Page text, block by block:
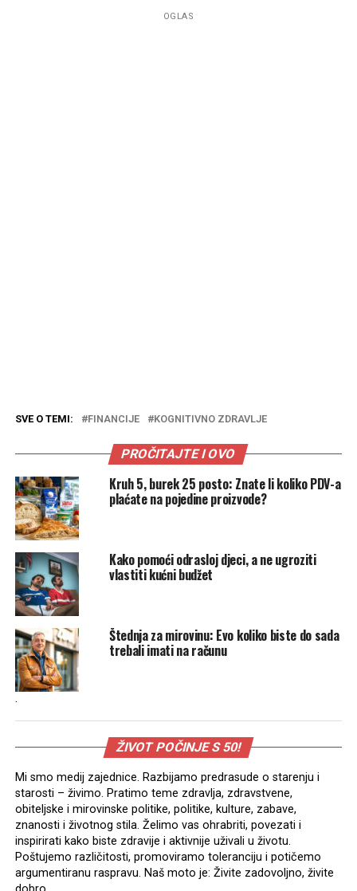
OGLAS
SVE O TEMI: FINANCIJE KOGNITIVNO ZDRAVLJE
PROČITAJTE I OVO
Kruh 5, burek 25 posto: Znate li koliko PDV-a
plaćate na pojedine proizvode?
Kako pomoći odrasloj djeci, a ne ugroziti
vlastiti kućni budžet
Štednja za mirovinu: Evo koliko biste do sada
trebali imati na računu
.
ŽIVOT POČINJE S 50!
Mi smo medij zajednice. Razbijamo predrasude o starenju i
starosti – živimo. Pratimo teme zdravlja, zdravstvene,
obiteljske i mirovinske politike, politike, kulture, zabave,
znanosti i životnog stila. Želimo vas ohrabriti, povezati i
inspirirati kako biste zdravije i aktivnije uživali u životu.
Poštujemo različitosti, promoviramo toleranciju i potičemo
argumentiranu raspravu. Naš moto je: Živite zadovoljno, živite